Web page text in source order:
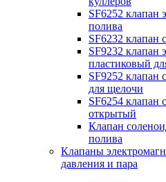
SF6252 клапан
полива
SF6232 клапан
SF9232 клапан
пластиковый
SF9252 клапан
для щелочи
SF6254 клапан
открытый
Клапан
полива
Клапаны
давления и пара